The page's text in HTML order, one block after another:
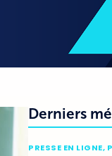
Derniers
PRESSE EN LIGNE,